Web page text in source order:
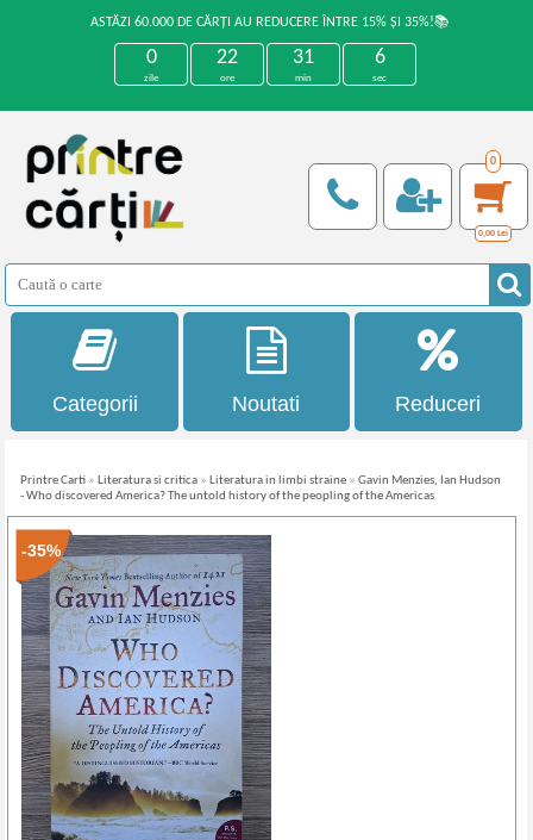
ASTĂZI 60.000 DE CĂRȚI AU REDUCERE ÎNTRE 15% ȘI 35%!📚
0
zile
22
ore
31
min
5
sec
0
0,00 Lei
Categorii Noutati Reduceri
Printre Carti » Literatura si critica » Literatura in limbi straine »Gavin Menzies, Ian Hudson
- Who discovered America? The untold history of the peopling of the Americas
-35%